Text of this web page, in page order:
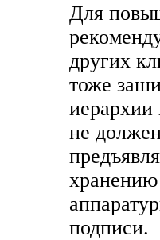
Для
других
тоже
иерархии
не
подписи.